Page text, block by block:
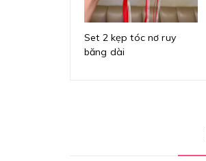
Set 2 kẹp tóc nơ ruy
băng dài